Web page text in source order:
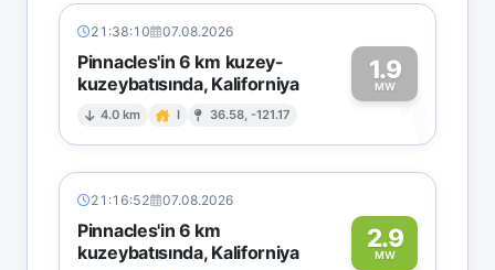
21:38:10 07.08.2026
Pinnacles'in 6 km kuzey-
kuzeybatısında, Kaliforniya
4.0 km I 36.58, -121.17
1.9
MW1
21:16:52 07.08.2026
Pinnacles'in 6 km
kuzeybatısında, Kaliforniya
2.9
MW